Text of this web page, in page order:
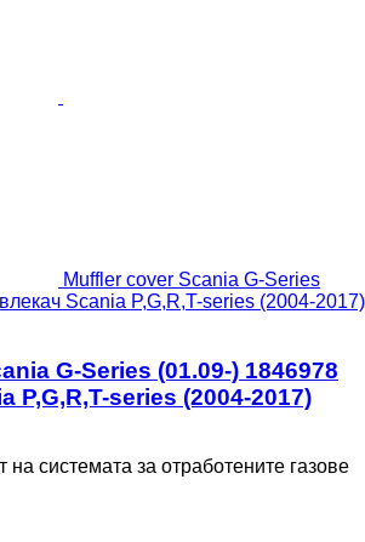
Muffler cover Scania G-Series
Scania P,G,R,T-series (2004-2017)
G-Series (01.09-) 1846978
P,G,R,T-series (2004-2017)
на системата за отработените газове